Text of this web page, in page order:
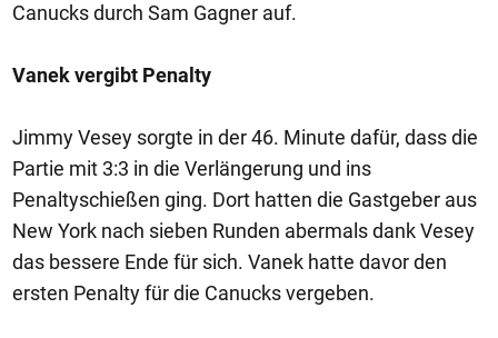
Canucks durch Sam Gagner auf.
Vanek vergibt Penalty
Jimmy Vesey sorgte in der 46. Minute dafür, dass die
Partie mit 3:3 in die Verlängerung und ins
Penaltyschießen ging. Dort hatten die Gastgeber aus
New York nach sieben Runden abermals dank Vesey
das bessere Ende für sich. Vanek hatte davor den
ersten Penalty für die Canucks vergeben.